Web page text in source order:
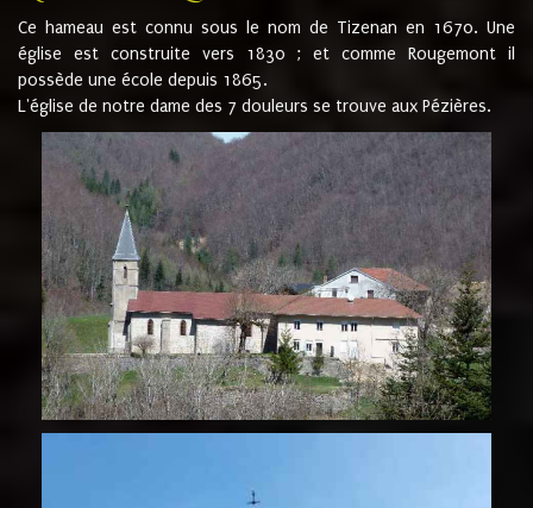
Ce hameau est connu sous le nom de Tizenan en 1670. Une
église est construite vers 1830 ; et comme Rougemont il
possède une école depuis 1865.
L'église de notre dame des 7 douleurs se trouve aux Pézières.